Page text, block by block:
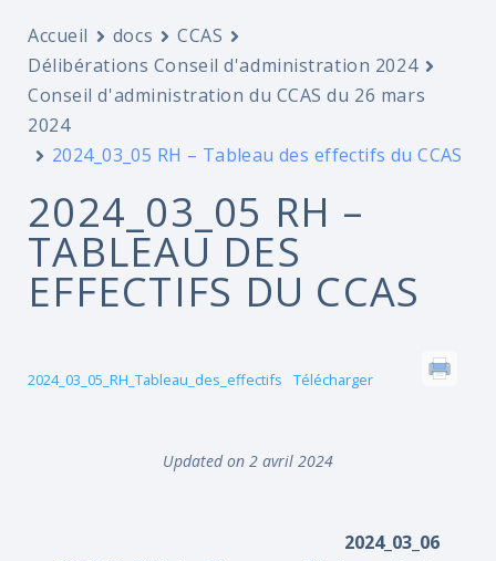
Accueil docs
CCAS
Délibérations Conseil d'administration 2024
Conseil d'administration du CCAS du 26 mars
2024
2024_03_05 RH – Tableau des effectifs du CCAS
2024_03_05 RH –
TABLEAU DES
EFFECTIFS DU CCAS
2024_03_05_RH_Tableau_des_effectifs Télécharger
Updated on 2 avril 2024
2024_03_06